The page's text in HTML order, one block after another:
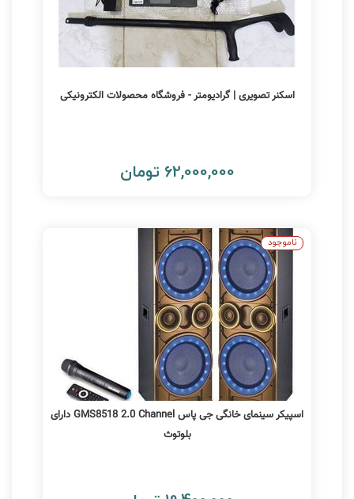
اسکنر تصویری | گرادیومتر - فروشگاه محصولات الکترونیکی
62,000,000 تومان
اسپیکر سینمای خانگی جی پاس GMS8518 2.0 Channel دارای
بلوتوث
ناموجود